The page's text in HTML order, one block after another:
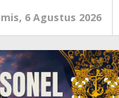
6 Agustus 2026